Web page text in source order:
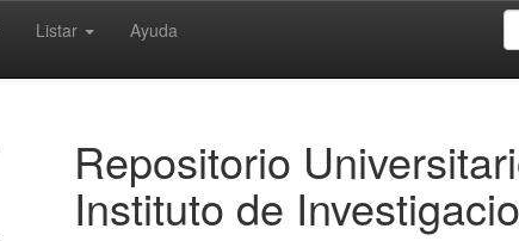
Listar Ayuda
Repositorio
Instituto de